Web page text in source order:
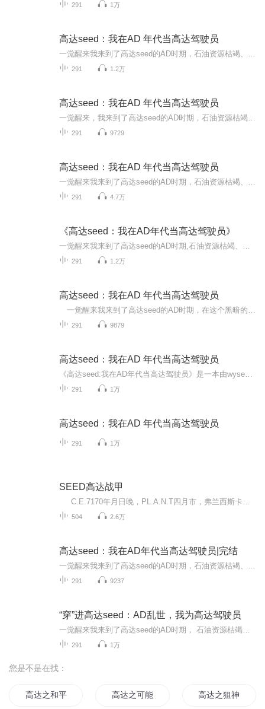
291 1万
高达seed：我在AD 年代当高达驾驶员
291 1.2万
高达seed：我在AD 年代当高达驾驶员
291 9729
高达seed：我在AD 年代当高达驾驶员
291 4.7万
《高达seed：我在AD年代当高达驾驶员》
291 1.2万
高达seed：我在AD 年代当高达驾驶员
291 9879
高达seed：我在AD 年代当高达驾驶员
291 1万
高达seed：我在AD 年代当高达驾驶员
291 1万
SEED高达战甲
504 2.6万
高达seed：我在AD年代当高达驾驶员|完结
291 9237
“穿”进高达seed：AD乱世，我为高达驾驶员
291 1万
您是不是在找：
高达之和平 高达之可能的未来 高达之狙神传说